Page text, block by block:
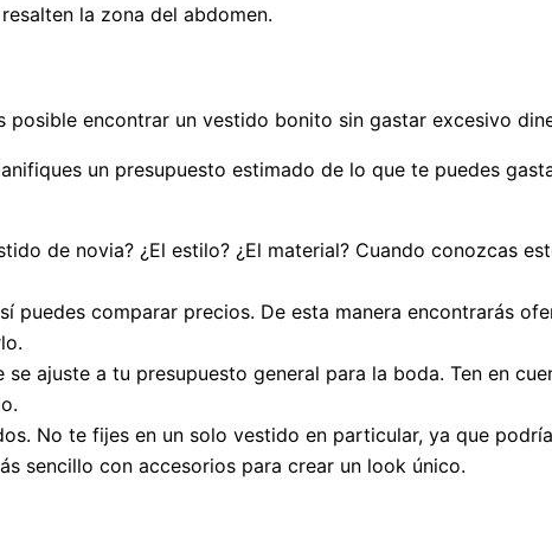
la zona del abdomen.
encontrar un vestido bonito sin gastar excesivo
un presupuesto estimado de lo que te puedes
de novia? ¿El estilo? ¿El material? Cuando conozcas
puedes comparar precios. De esta manera encontrarás
ajuste a tu presupuesto general para la boda. Ten en
No te fijes en un solo vestido en particular, ya que
sencillo con accesorios para crear un look único.